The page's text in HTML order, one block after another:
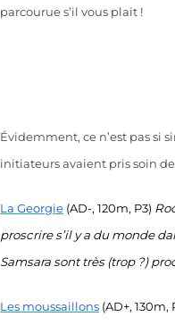
parcourue s’il vous plait !
Évidemment, ce n’est pas si
initiateurs avaient pris soin
La Georgie (AD-, 120m, P3)
proscrire s’il y a du monde
Samsara sont très (trop ?)
Les moussaillons (AD+, 130m,